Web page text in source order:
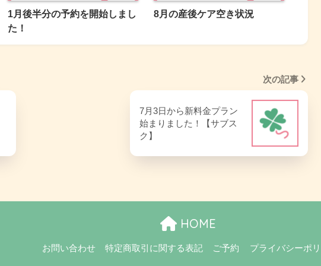
1月後半分の予約を開始しまし
た！
8月の産後ケア空き状況
次の記事
7月3日から新料金プラン
始まりました！【サブス
ク】
HOME
お問い合わせ 特定商取引に関する表記 ご予約 プライバシーポ